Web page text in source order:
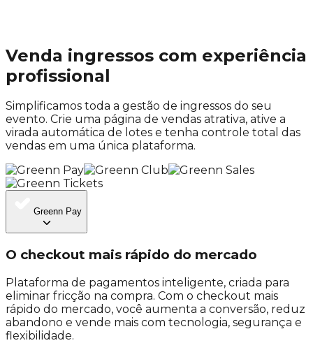
Venda ingressos com experiência
profissional
Simplificamos toda a gestão de ingressos do seu
evento. Crie uma página de vendas atrativa, ative a
virada automática de lotes e tenha controle total das
vendas em uma única plataforma.
Greenn Pay
O checkout mais rápido do mercado
Plataforma de pagamentos inteligente, criada para
eliminar fricção na compra. Com o checkout mais
rápido do mercado, você aumenta a conversão, reduz
abandono e vende mais com tecnologia, segurança e
flexibilidade.